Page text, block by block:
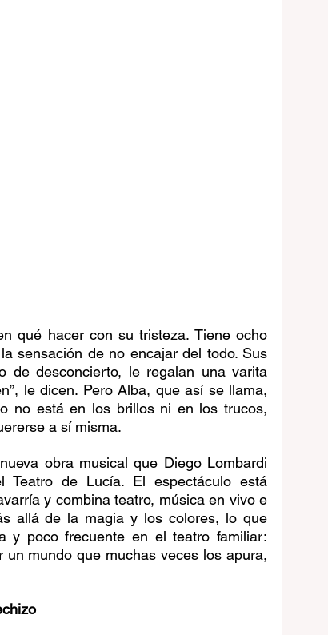
qué hacer con su tristeza. Tiene ocho
sensación de no encajar del todo. Sus
de desconcierto, le regalan una varita
le dicen. Pero Alba, que así se llama,
no está en los brillos ni en los trucos,
a sí misma.
obra musical que Diego Lombardi
de Lucía. El espectáculo está
y combina teatro, música en vivo e
allá de la magia y los colores, lo que
y poco frecuente en el teatro familiar:
mundo que muchas veces los apura,